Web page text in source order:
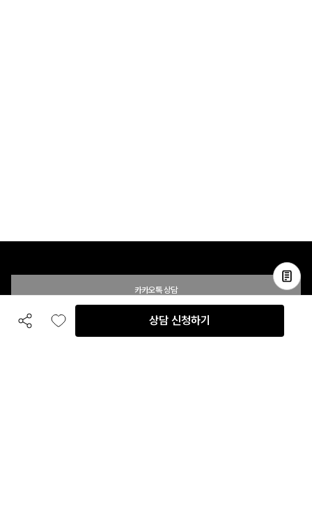
공유하기
좋아요
상담 신청하기
카카오톡 상담
전화 상담